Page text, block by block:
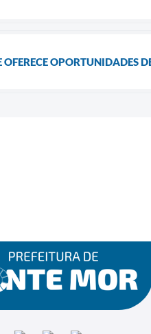
OPORTUNIDADES